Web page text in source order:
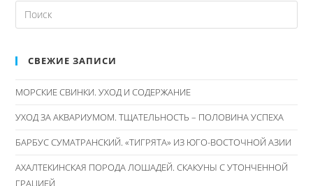
SEARCH
THIS
СВЕЖИЕ ЗАПИСИ
МОРСКИЕ СВИНКИ. УХОД И СОДЕРЖАНИЕ
УХОД ЗА АКВАРИУМОМ. ТЩАТЕЛЬНОСТЬ – ПОЛОВИНА УСПЕХА
БАРБУС СУМАТРАНСКИЙ. «ТИГРЯТА» ИЗ ЮГО-ВОСТОЧНОЙ АЗИИ
АХАЛТЕКИНСКАЯ ПОРОДА ЛОШАДЕЙ. СКАКУНЫ С УТОНЧЕННОЙ
ГРАЦИЕЙ